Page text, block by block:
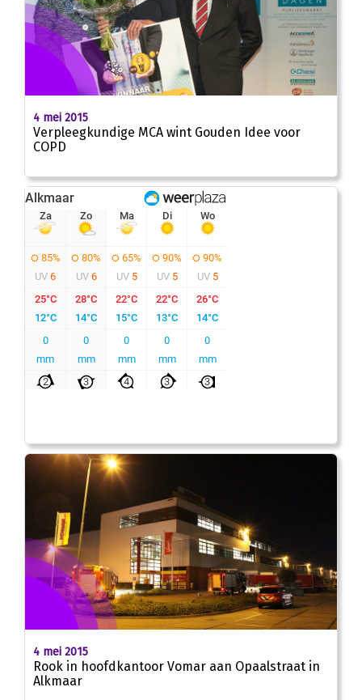
4 mei 2015
Verpleegkundige MCA wint Gouden Idee voor
COPD
4 mei 2015
Rook in hoofdkantoor Vomar aan Opaalstraat in
Alkmaar